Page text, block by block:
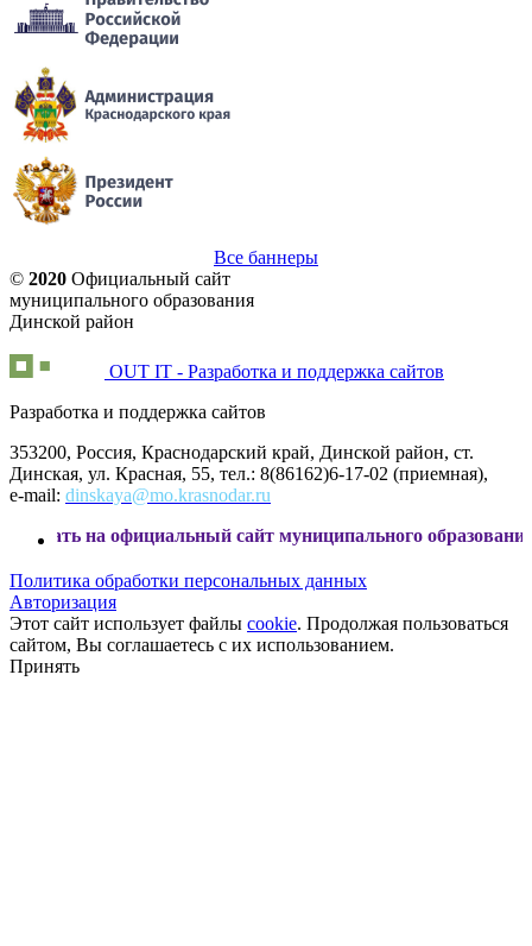
Все баннеры
© 2020 Официальный сайт
муниципального образования
Динской район
OUT IT - Разработка и поддержка сайтов
Разработка и поддержка сайтов
353200, Россия, Краснодарский край, Динской район, ст.
Динская, ул. Красная, 55, тел.: 8(86162)6-17-02 (приемная),
e-mail: dinskaya@mo.krasnodar.ru
официальный сайт муниципального образования Динской
Политика обработки персональных данных
Авторизация
Этот сайт использует файлы cookie. Продолжая пользоваться
сайтом, Вы соглашаетесь с их использованием.
Принять